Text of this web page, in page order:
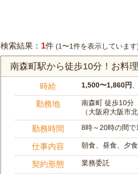
検索結果： 1件 (1〜1件を表示しています
南森町駅から徒歩10分！お料
時給 1,500〜1,860円
勤務地
南森町 徒歩10分
（大阪府大阪市
勤務時間 8時～20時の間
仕事内容 朝食、昼食、夕
契約形態 業務委託